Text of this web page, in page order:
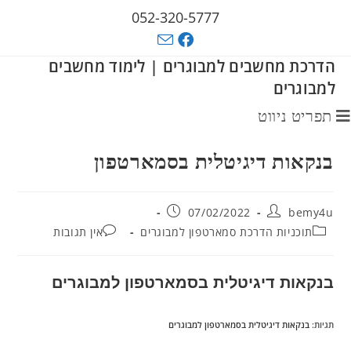
052-320-5777
הדרכת מחשבים למבוגרים | לימוד מחשבים
למבוגרים
תפריט ניווט
בנקאות דיגיטלית בסמארטפון
bemy4u
07/02/2022
תוכניות הדרכת סמארטפון למבוגרים
אין תגובות
בנקאות דיגיטלית בסמארטפון למבוגרים
תגיות:בנקאות דיגיטלית בסמארטפון למבוגרים